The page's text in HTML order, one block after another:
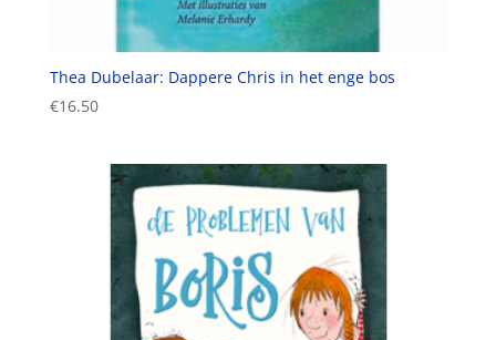
Thea Dubelaar: Dappere Chris in het enge bos
€16.50